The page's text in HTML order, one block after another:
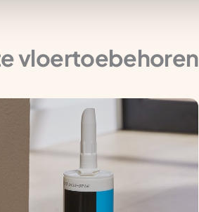
vloertoebehoren